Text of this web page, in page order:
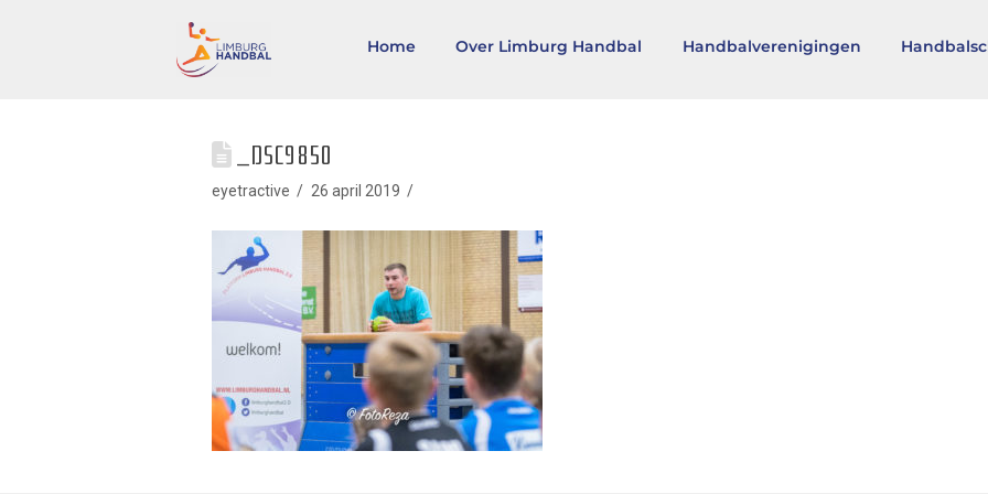
Home Over Limburg Handbal Handbalverenigingen
_DSC9850
eyetractive 26 april 2019